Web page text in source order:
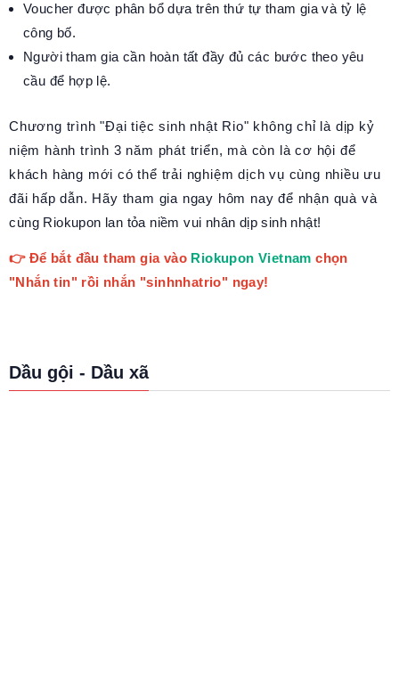
Voucher được phân bổ dựa trên thứ tự tham gia và tỷ lệ
công bố.
Người tham gia cần hoàn tất đầy đủ các bước theo yêu
cầu để hợp lệ.
Chương trình "Đại tiệc sinh nhật Rio" không chỉ là dịp kỷ
niệm hành trình 3 năm phát triển, mà còn là cơ hội để
khách hàng mới có thể trải nghiệm dịch vụ cùng nhiều ưu
đãi hấp dẫn. Hãy tham gia ngay hôm nay để nhận quà và
cùng Riokupon lan tỏa niềm vui nhân dịp sinh nhật!
👉 Để bắt đầu tham gia vào Riokupon Vietnam chọn
"Nhắn tin" rồi nhắn "sinhnhatrio" ngay!
Dầu gội - Dầu xã